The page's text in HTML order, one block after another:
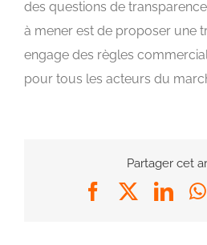
des questions de
à mener est de proposer une
engage des règles
pour tous les acteurs du
Partager cet
Facebook